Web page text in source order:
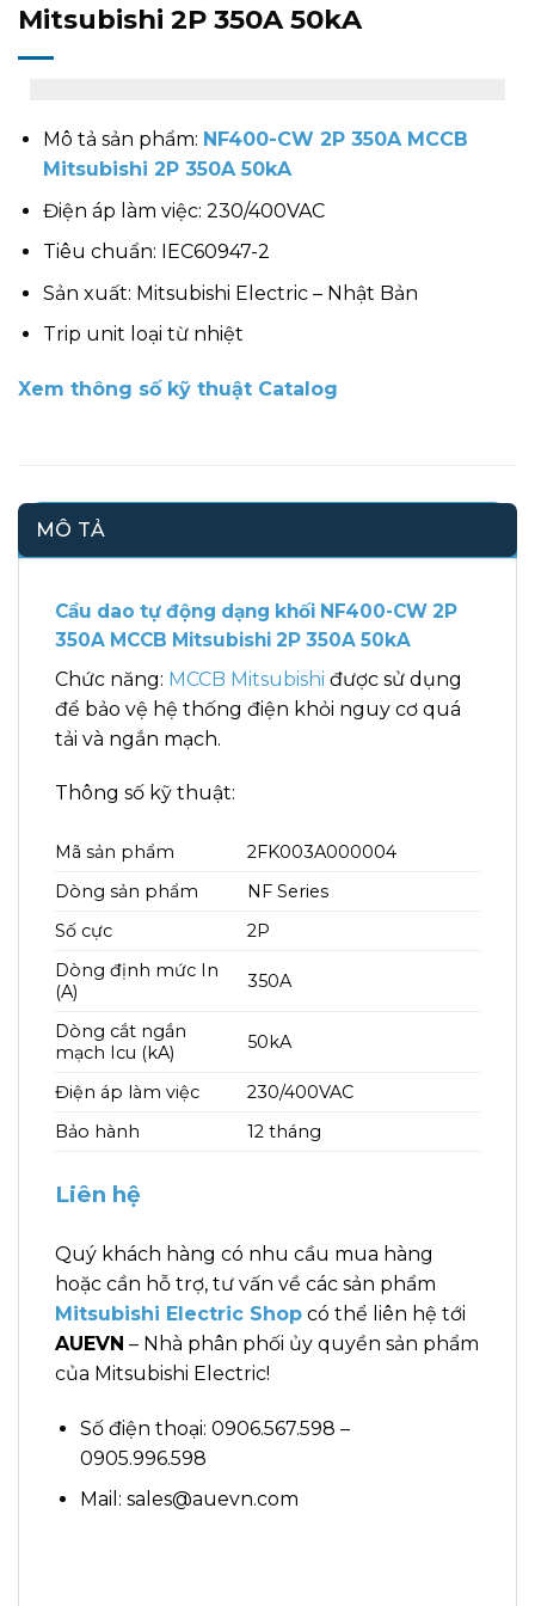
Mitsubishi 2P 350A 50kA
Mô tả sản phẩm: NF400-CW 2P 350A MCCB
Mitsubishi 2P 350A 50kA
Điện áp làm việc: 230/400VAC
Tiêu chuẩn: IEC60947-2
Sản xuất: Mitsubishi Electric – Nhật Bản
Trip unit loại từ nhiệt
Xem thông số kỹ thuật Catalog
MÔ TẢ
Cầu dao tự động dạng khối NF400-CW 2P
350A MCCB Mitsubishi 2P 350A 50kA
Chức năng: MCCB Mitsubishi được sử dụng
để bảo vệ hệ thống điện khỏi nguy cơ quá
tải và ngắn mạch.
Thông số kỹ thuật:
Mã sản phẩm
2FK003A000004
Dòng sản phẩm
NF Series
Số cực
2P
Dòng định mức In
(A)
350A
Dòng cắt ngắn
mạch Icu (kA)
50kA
Điện áp làm việc
230/400VAC
Bảo hành
12 tháng
Liên hệ
Quý khách hàng có nhu cầu mua hàng
hoặc cần hỗ trợ, tư vấn về các sản phẩm
Mitsubishi Electric Shop có thể liên hệ tới
AUEVN – Nhà phân phối ủy quyền sản phẩm
của Mitsubishi Electric!
Số điện thoại: 0906.567.598 –
0905.996.598
Mail: sales@auevn.com